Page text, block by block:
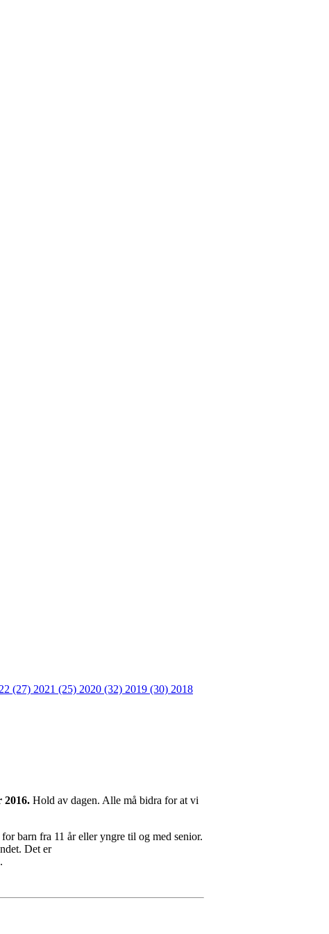
(27) 2021 (25) 2020 (32) 2019 (30) 2018
2016. Hold av dagen. Alle må bidra for at vi
barn fra 11 år eller yngre til og med senior.
Det er